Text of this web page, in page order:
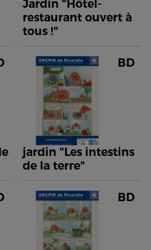
Jardin "Hôtel-
restaurant ouvert à
tous !"
BD
jardin "Les intestins
de la terre"
BD